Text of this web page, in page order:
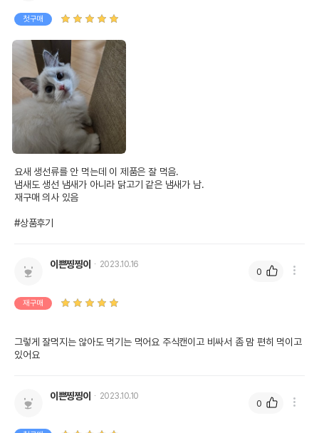
첫구매
요새 생선류를 안 먹는데 이 제품은 잘 먹음.
냄새도 생선 냄새가 아니라 닭고기 같은 냄새가 남.
재구매 의사 있음
#상품후기
이쁜찡찡이 2023.10.16
재구매
그렇게 잘먹지는 않아도 먹기는 먹어요 주식캔이고 비싸서 좀 맘 편히 먹이고
있어요
0
이쁜찡찡이 2023.10.10
0